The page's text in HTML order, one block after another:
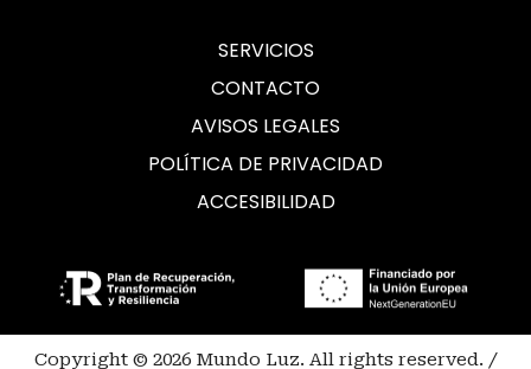
SERVICIOS
CONTACTO
AVISOS LEGALES
POLÍTICA DE PRIVACIDAD
ACCESIBILIDAD
Copyright © 2026 Mundo Luz. All rights reserved. /